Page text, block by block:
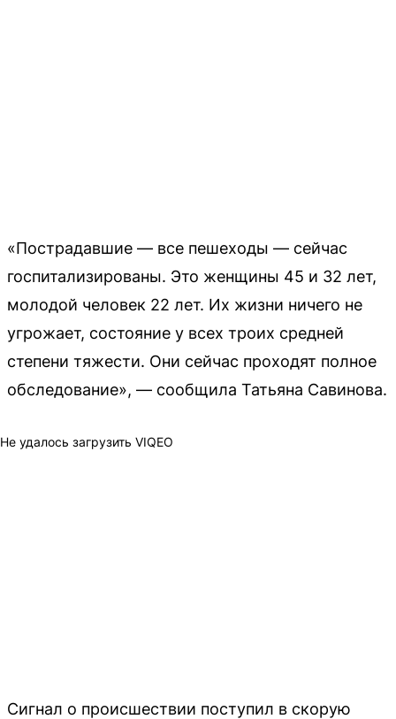
«Пострадавшие — все пешеходы — сейчас
госпитализированы. Это женщины 45 и 32 лет,
молодой человек 22 лет. Их жизни ничего не
угрожает, состояние у всех троих средней
степени тяжести. Они сейчас проходят полное
обследование», — сообщила Татьяна Савинова.
Не удалось загрузить VIQEO
Сигнал о происшествии поступил в скорую